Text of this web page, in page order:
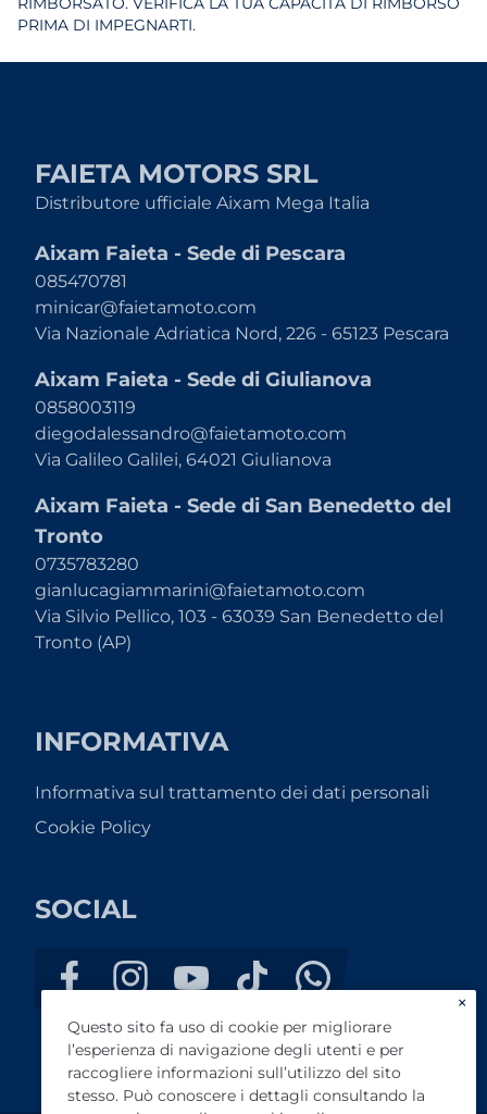
PRIMA DI IMPEGNARTI.
FAIETA MOTORS SRL
Distributore ufficiale Aixam Mega Italia
Aixam Faieta - Sede di Pescara
085470781
minicar@faietamoto.com
Via Nazionale Adriatica Nord, 226 - 65123 Pescara
Aixam Faieta - Sede di Giulianova
0858003119
diegodalessandro@faietamoto.com
Via Galileo Galilei, 64021 Giulianova
Aixam Faieta - Sede di San Benedetto del
Tronto
0735783280
gianlucagiammarini@faietamoto.com
Via Silvio Pellico, 103 - 63039 San Benedetto del
Tronto (AP)
INFORMATIVA
Informativa sul trattamento dei dati personali
Cookie Policy
SOCIAL
×
Questo sito fa uso di cookie per migliorare
l’esperienza di navigazione degli utenti e per
raccogliere informazioni sull’utilizzo del sito
stesso. Può conoscere i dettagli consultando la